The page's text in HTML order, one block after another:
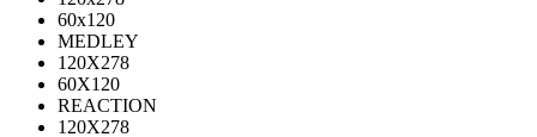
60x120
MEDLEY
120X278
60X120
REACTION
120X278